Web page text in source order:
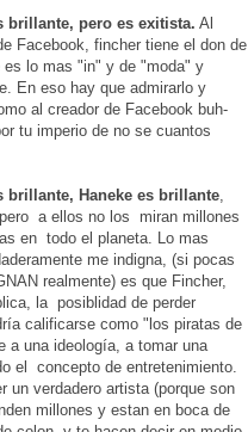
brillante, pero es exitista. Al
Facebook, fincher tiene el don de
es lo mas "in" y de "moda" y
En eso hay que admirarlo y
al creador de Facebook buh-
tu imperio de no se cuantos
brillante, Haneke es brillante,
a ellos no los miran millones
en todo el planeta. Lo mas
me indigna, (si pocas
realmente) es que Fincher,
la posiblidad de perder
calificarse como "los piratas de
a una ideología, a tomar una
el concepto de entretenimiento.
un verdadero artista (porque son
millones y estan en boca de